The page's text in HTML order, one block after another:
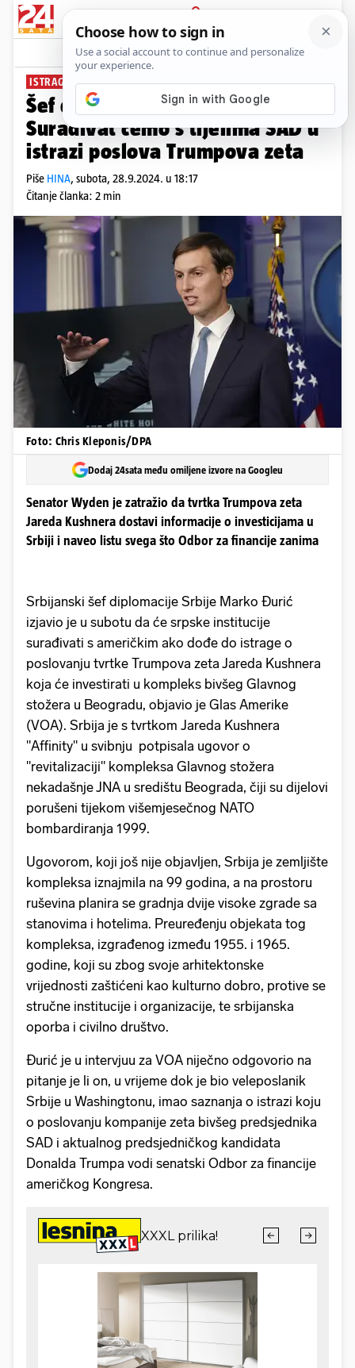
PRIJAVA
News Komentari
ISTRAGA O POSLOVANJU
Šef diplomacije Srbije tvrdi:
Surađivat ćemo s tijelima SAD u
istrazi poslova Trumpova zeta
Piše HINA, subota, 28.9.2024. u 18:17
Čitanje članka: 2 min
Foto: Chris Kleponis/DPA
Dodaj 24sata među omiljene izvore na Googleu
Senator Wyden je zatražio da tvrtka Trumpova zeta
Jareda Kushnera dostavi informacije o investicijama u
Srbiji i naveo listu svega što Odbor za financije zanima
Srbijanski šef diplomacije Srbije Marko Đurić
izjavio je u subotu da će srpske institucije
surađivati s američkim ako dođe do istrage o
poslovanju tvrtke Trumpova zeta Jareda Kushnera
koja će investirati u kompleks bivšeg Glavnog
stožera u Beogradu, objavio je Glas Amerike
(VOA). Srbija je s tvrtkom Jareda Kushnera
"Affinity" u svibnju potpisala ugovor o
"revitalizaciji" kompleksa Glavnog stožera
nekadašnje JNA u središtu Beograda, čiji su dijelovi
porušeni tijekom višemjesečnog NATO
bombardiranja 1999.
Ugovorom, koji još nije objavljen, Srbija je zemljište
kompleksa iznajmila na 99 godina, a na prostoru
ruševina planira se gradnja dvije visoke zgrade sa
stanovima i hotelima. Preuređenju objekata tog
kompleksa, izgrađenog između 1955. i 1965.
godine, koji su zbog svoje arhitektonske
vrijednosti zaštićeni kao kulturno dobro, protive se
stručne institucije i organizacije, te srbijanska
oporba i civilno društvo.
Đurić je u intervjuu za VOA niječno odgovorio na
pitanje je li on, u vrijeme dok je bio veleposlanik
Srbije u Washingtonu, imao saznanja o istrazi koju
o poslovanju kompanije zeta bivšeg predsjednika
SAD i aktualnog predsjedničkog kandidata
Donalda Trumpa vodi senatski Odbor za financije
američkog Kongresa.